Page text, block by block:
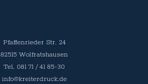
Pfaffenrieder Str. 24
82515 Wolfratshausen
Tel. 081 71 / 41 85-30
info@kreiterdruck.de